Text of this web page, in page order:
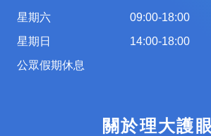
星期六
星期日
公眾假期休息
09:00-18:00
14:00-18:00
關於理大護眼